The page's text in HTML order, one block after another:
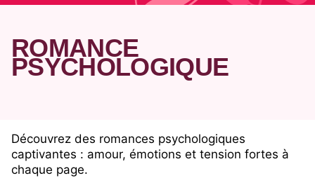
ROMANCE
PSYCHOLOGIQUE
Découvrez des romances psychologiques
captivantes : amour, émotions et tension fortes à
chaque page.